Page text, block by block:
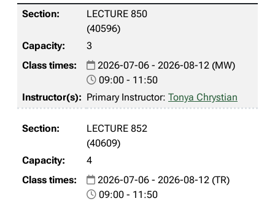
LECTURE 850
(40596)
3
2026-07-06 - 2026-08-12 (MW)
09:00 - 11:50
Primary Instructor: Tonya Chrystian
LECTURE 852
(40609)
4
2026-07-06 - 2026-08-12 (TR)
09:00 - 11:50